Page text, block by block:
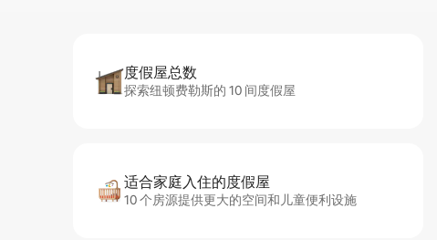
度假屋总数
探索纽顿费勒斯的 10 间度假屋
适合家庭入住的度假屋
10 个房源提供更大的空间和儿童便利设施